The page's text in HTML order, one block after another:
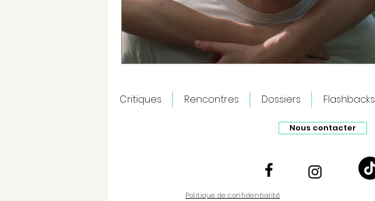
Critiques Rencontres Dossiers Flashbacks
Nous contacter
Politique de confidentialité